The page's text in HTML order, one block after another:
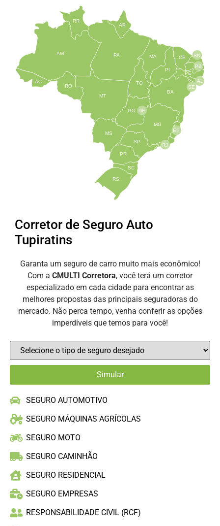
TO
BA
SE
PE
AL
RN
CE
PI
MA
AP
PA
RR
AM
AC
RO
MT
MS
GO
PR
SC
RS
SP
MG
RJ
ES
DF
PB
Corretor de Seguro Auto
Tupiratins
Garanta um seguro de carro muito mais econômico!
Com a CMULTI Corretora, você terá um corretor
especializado em cada cidade para encontrar as
melhores propostas das principais seguradoras do
mercado. Não perca tempo, venha conferir as opções
imperdíveis que temos para você!
SEGURO AUTOMOTIVO
SEGURO MÁQUINAS AGRÍCOLAS
SEGURO MOTO
SEGURO CAMINHÃO
SEGURO RESIDENCIAL
SEGURO EMPRESAS
RESPONSABILIDADE CIVIL (RCF)